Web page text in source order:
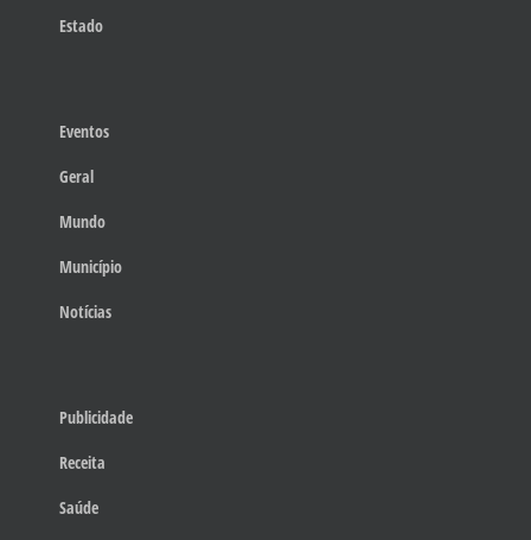
Estado
Eventos
Geral
Mundo
Município
Notícias
Publicidade
Receita
Saúde